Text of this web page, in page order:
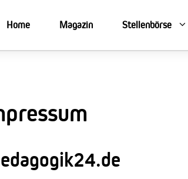
Home Magazin Stellenbörse